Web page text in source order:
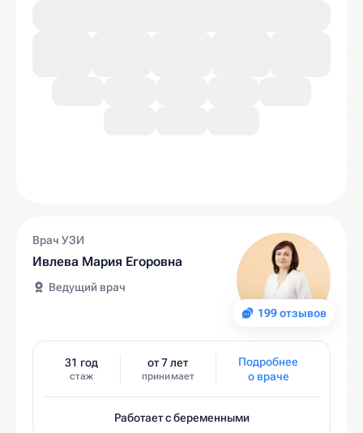
199 отзывов
Врач УЗИ
Ивлева Мария Егоровна
Ведущий врач
31 год
стаж
от 7 лет
принимает
Подробнее
о враче
Работает с беременными